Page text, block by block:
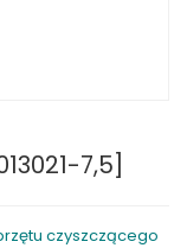
7,5]
czyszczącego